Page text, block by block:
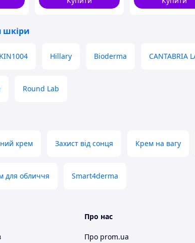
мл (5901643177560)
шкіри
Hillary Bioderma CANTABRIA
Round Lab
крем Захист від сонця Крем на вагу
для обличчя Smart4derma
Про нас
Про prom.ua